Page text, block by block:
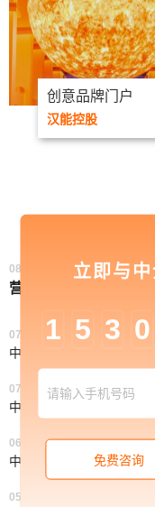
创意品牌门户
汉能控股
08/12.2021
营销自动化及其优势
07/02.2021
中企高呈：企业在网站建
07/02.2021
中企高呈：网站设计需要
06/04.2021
中企高呈：网站设计的小
05/11.2021
立即与
1 5 3 0
免费咨询